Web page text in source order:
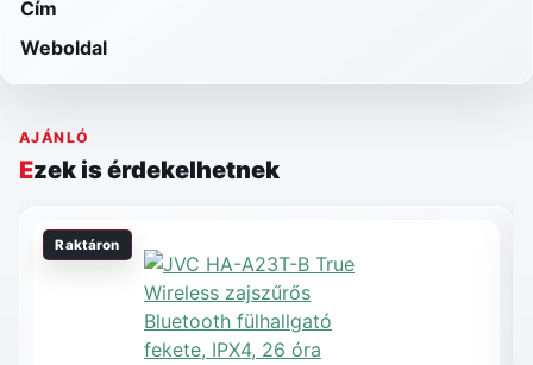
Cím
Weboldal
AJÁNLÓ
Ezek is érdekelhetnek
Raktáron